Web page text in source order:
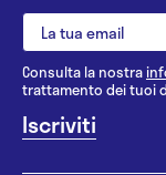
Consulta la nostra
trattamento dei tuoi